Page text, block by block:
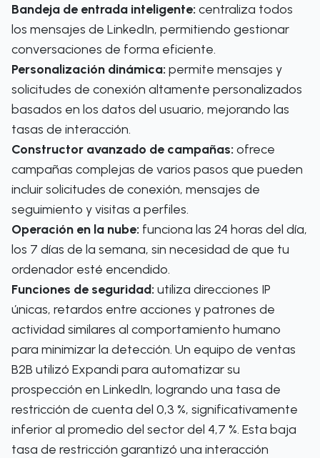
Bandeja de entrada inteligente: centraliza todos
los mensajes de LinkedIn, permitiendo gestionar
conversaciones de forma eficiente.
Personalización dinámica: permite mensajes y
solicitudes de conexión altamente personalizados
basados en los datos del usuario, mejorando las
tasas de interacción.
Constructor avanzado de campañas: ofrece
campañas complejas de varios pasos que pueden
incluir solicitudes de conexión, mensajes de
seguimiento y visitas a perfiles.
Operación en la nube: funciona las 24 horas del día,
los 7 días de la semana, sin necesidad de que tu
ordenador esté encendido.
Funciones de seguridad: utiliza direcciones IP
únicas, retardos entre acciones y patrones de
actividad similares al comportamiento humano
para minimizar la detección. Un equipo de ventas
B2B utilizó Expandi para automatizar su
prospección en LinkedIn, logrando una tasa de
restricción de cuenta del 0,3 %, significativamente
inferior al promedio del sector del 4,7 %. Esta baja
tasa de restricción garantizó una interacción